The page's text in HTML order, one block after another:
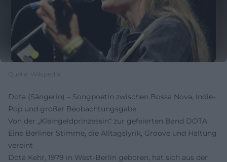
Quelle: Wikipedia
Dota (Sängerin) – Songpoetin zwischen Bossa Nova, Indie-
Pop und großer Beobachtungsgabe
Von der „Kleingeldprinzessin“ zur gefeierten Band DOTA:
Eine Berliner Stimme, die Alltagslyrik, Groove und Haltung
vereint
Dota Kehr, 1979 in West-Berlin geboren, hat sich aus der